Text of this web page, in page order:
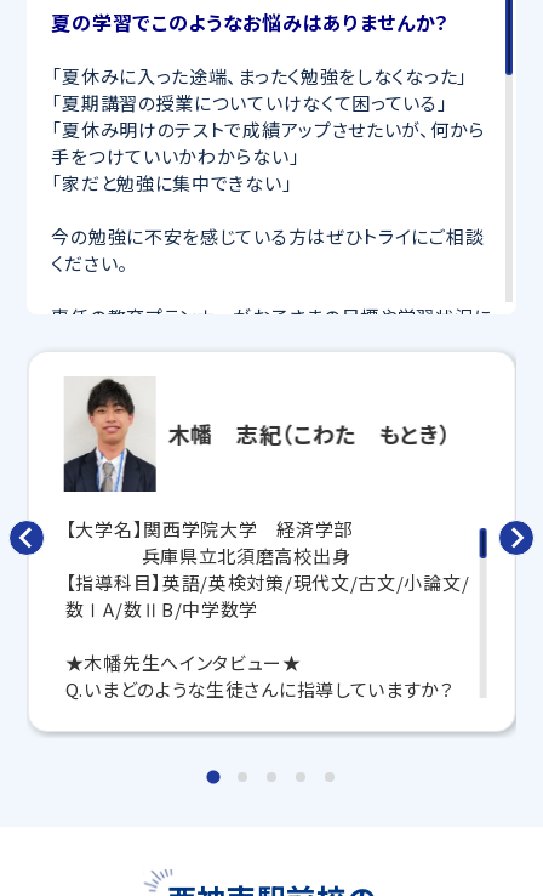
夏の学習でこのようなお悩みはありませんか？
「夏休みに入った途端、まったく勉強をしなくなった」
「夏期講習の授業についていけなくて困っている」
「夏休み明けのテストで成績アップさせたいが、何から
手をつけていいかわからない」
「家だと勉強に集中できない」
今の勉強に不安を感じている方はぜひトライにご相談
ください。
専任の教育プランナーがお子さまの目標や学習状況に
寧に教えてくれるから、効率良く成績アップを目指せま
さらに、授業日以外も利用できる「自習スペース」や主
要科目の対策ができる
します。
トライで一緒に、今までで一番成長できる夏にしよ
う！
マンツーマンの無料体験授業、学習相談、教室見学は
いつでも受付中です。
教室長兼教育プランナー 山本 善憲
木幡 志紀（こわた もとき）
【大学名】関西学院大学 経済学部
兵庫県立北須磨高校出身
【指導科目】英語/英検対策/現代文/古文/小論文/
数ⅠA/数ⅡB/中学数学
★木幡先生へインタビュー★
Q.いまどのような生徒さんに指導していますか？
日々の学習のサポートを目的とした中学生や受験
対策の中高生まで、幅広く指導しています。
何より生徒さんに勉強が楽しいと思ってもらえる指